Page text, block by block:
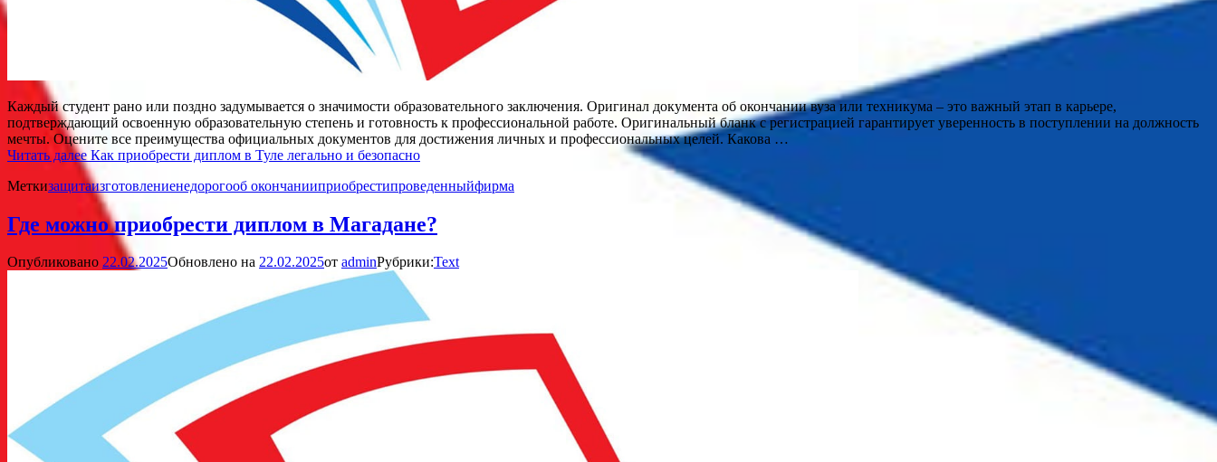
Каждый студент рано или поздно задумывается о значимости образовательного заключения. Оригинал документа об окончании вуза или техникума – это важный этап в карьере,
подтверждающий освоенную образовательную степень и готовность к профессиональной работе. Оригинальный бланк с регистрацией гарантирует уверенность в поступлении на должность
мечты. Оцените все преимущества официальных документов для достижения личных и профессиональных целей. Какова …
Читать далее Как приобрести диплом в Туле легально и безопасно
Меткизащитаизготовлениенедорогооб окончанииприобрестипроведенныйфирма
Где можно приобрести диплом в Магадане?
Опубликовано 22.02.2025Обновлено на 22.02.2025от adminРубрики:Text